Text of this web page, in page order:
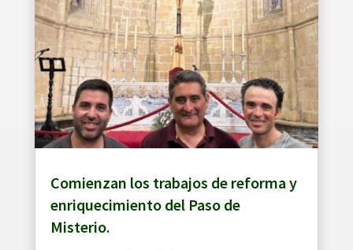
Comienzan los trabajos de reforma y
enriquecimiento del Paso de
Misterio.